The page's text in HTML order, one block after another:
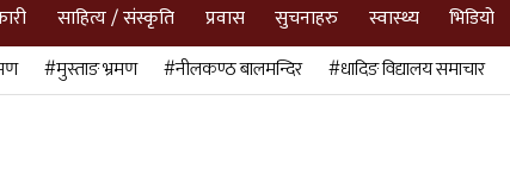
साहित्य / संस्कृति प्रवास सुचनाहरु स्वास्थ्य भिडियो
#मुस्ताङ भ्रमण #नीलकण्ठ बालमन्दिर #धादिङ विद्यालय समाचार